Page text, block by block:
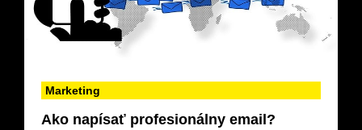
Marketing
Ako napísať profesionálny email?